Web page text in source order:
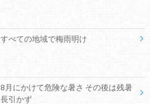
すべての地域で梅雨明け
8月にかけて危険な暑さ その後は残暑
長引かず